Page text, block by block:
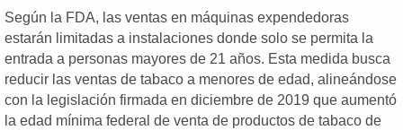
Según la FDA, las ventas en máquinas expendedoras
estarán limitadas a instalaciones donde solo se permita la
entrada a personas mayores de 21 años. Esta medida busca
reducir las ventas de tabaco a menores de edad, alineándose
con la legislación firmada en diciembre de 2019 que aumentó
la edad mínima federal de venta de productos de tabaco de